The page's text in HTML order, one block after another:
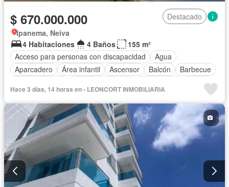
$ 670.000.000
Destacado
Ipanema, Neiva
4 Habitaciones
4 Baños
155 m²
Acceso para personas con discapacidad
Agua
Aparcadero
Área infantil Ascensor Balcón
Barbecue
Jardín
Piscina
Seguridad privada Tanque de agua
Hace 3 días, 14 horas en - LEONCORT INMOBILIARIA